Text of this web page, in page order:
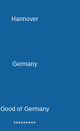
Hannover
Germany
Good ol' Germany
*********